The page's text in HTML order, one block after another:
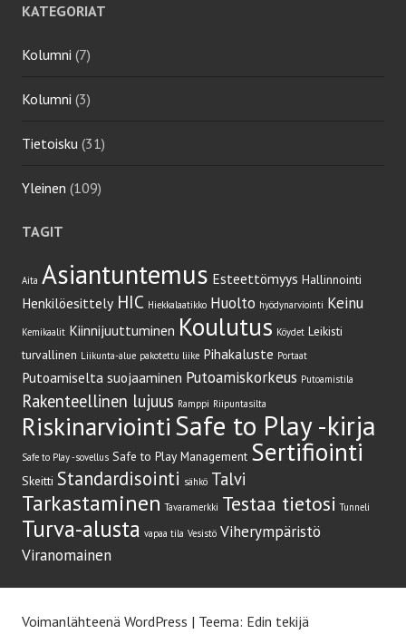
KATEGORIAT
Kolumni (7)
Kolumni (3)
Tietoisku (31)
Yleinen (109)
TAGIT
Aita Asiantuntemus Esteettömyys Hallinnointi
Henkilöesittely HIC Hiekkalaatikko Huolto hyödynarviointi Keinu
Kemikaalit Kiinnijuuttuminen Koulutus Köydet Leikisti
turvallinen Liikunta-alue pakotettu liike Pihakaluste Portaat
Putoamiselta suojaaminen Putoamiskorkeus Putoamistila
Rakenteellinen lujuus Ramppi Riipuntasilta
Riskinarviointi Safe to Play -kirja
Safe to Play -sovellus Safe to Play Management Sertifiointi
Skeitti Standardisointi sähkö Talvi
Tarkastaminen Tavaramerkki Testaa tietosi Tunneli
Turva-alusta vapaa tila Vesistö Viherympäristö
Viranomainen
Voimanlähteenä WordPress | Teema: Edin tekijä